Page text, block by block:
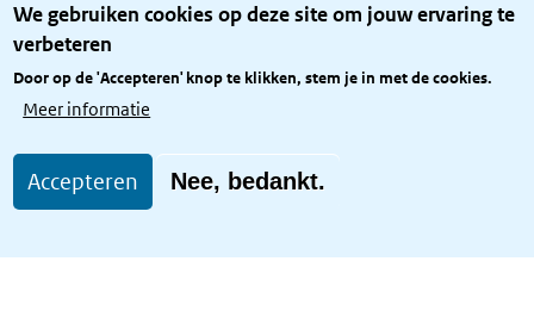
We gebruiken cookies op deze site om jouw ervaring te
verbeteren
Door op de 'Accepteren' knop te klikken, stem je in met de cookies.
Meer informatie
Accepteren Nee, bedankt.
Privacy
Toegang site openbaar
Toegankelijkheid